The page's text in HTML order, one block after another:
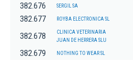
382.676 SERGIL SA
382.677 ROYBA ELECTRONICA SL
382.678
CLINICA VETERINARIA
JUAN DE HERRERA SLU
382.679 NOTHING TO WEAR SL